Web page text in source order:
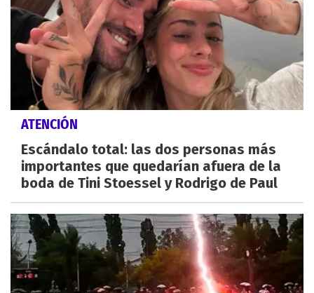
ATENCIÓN
Escándalo total: las dos personas más
importantes que quedarían afuera de la
boda de Tini Stoessel y Rodrigo de Paul